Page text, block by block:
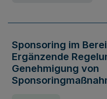
Sponsoring im
Ergänzende
Genehmigung von